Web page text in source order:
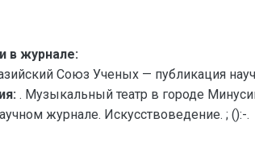
в журнале:
Союз Ученых — публикация
. Музыкальный театр в городе
журнале. Искусствоведение. ; ():-.